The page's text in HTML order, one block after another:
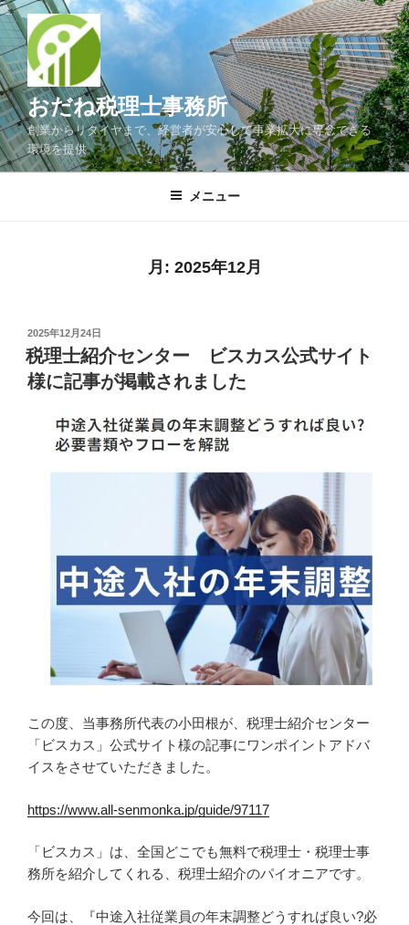
コ
ン
テ
ン
ツ
へ
ス
キ
おだね税理士事務所
創業からリタイヤまで、経営者が安心して事業拡大に専念できる
環境を提供
メニュー
月: 2025年12月
投
稿
日:
2025年12月24日
税理士紹介センター ビスカス公式サイト
様に記事が掲載されました
この度、当事務所代表の小田根が、税理士紹介センター
「ビスカス」公式サイト様の記事にワンポイントアドバ
イスをさせていただきました。
https://www.all-senmonka.jp/guide/97117
「ビスカス」は、全国どこでも無料で税理士・税理士事
務所を紹介してくれる、税理士紹介のパイオニアです。
今回は、『中途入社従業員の年末調整どうすれば良い?必